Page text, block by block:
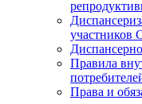
участников
Правила
Права и